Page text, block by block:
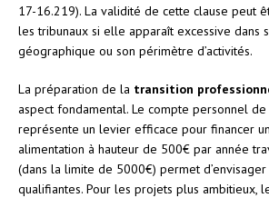
17-16.219). La validité de cette clause peut
les tribunaux si elle apparaît excessive dans
géographique ou son périmètre d’activités.
La préparation de la transition
aspect fondamental. Le compte personnel de
représente un levier efficace pour financer
alimentation à hauteur de 500€ par année
(dans la limite de 5000€) permet
qualifiantes. Pour les projets plus ambitieux,